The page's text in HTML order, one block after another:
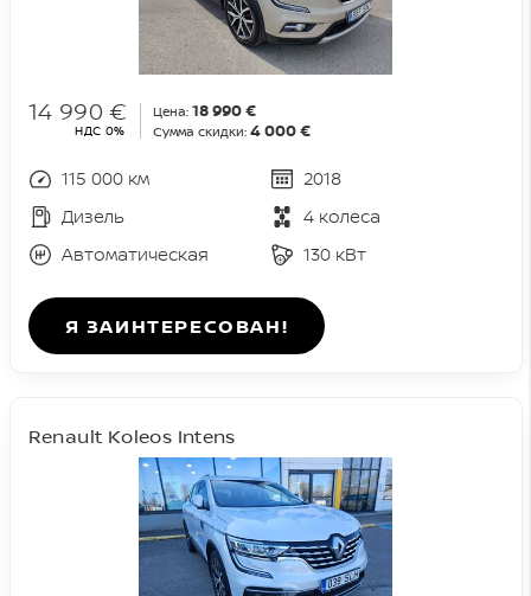
14 990 €
НДС 0%
Цена: 18 990 €
Сумма скидки: 4 000 €
115 000 км
2018
Дизель
4 колеса
Автоматическая
130 кВт
Я ЗАИНТЕРЕСОВАН!
Renault Koleos Intens